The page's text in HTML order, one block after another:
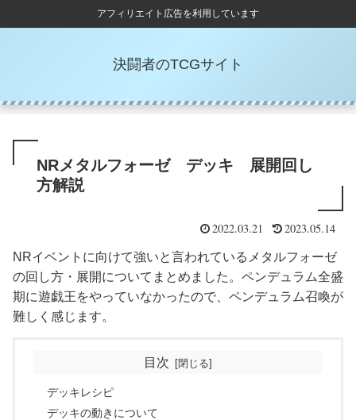
アフィリエイト広告を利用しています
決闘者のTCGサイト
NRメタルフォーゼ デッキ 展開回し
方解説
2022.03.21 2023.05.14
NRイベントに向けて強いと言われているメタルフォーゼ
の回し方・展開についてまとめました。ペンデュラム全盛
期に遊戯王をやっていなかったので、ペンデュラム召喚が
難しく感じます。
目次
デッキレシピ
デッキの動きについて